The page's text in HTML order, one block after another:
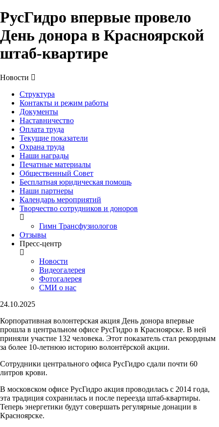
РусГидро впервые провело
День донора в Красноярской
штаб-квартире
Новости
Структура
Контакты и режим работы
Документы
Наставничество
Оплата труда
Текущие показатели
Охрана труда
Наши награды
Печатные материалы
Общественный Совет
Бесплатная юридическая помощь
Наши партнеры
Календарь мероприятий
Творчество сотрудников и доноров
Гимн Трансфузиологов
Отзывы
Пресс-центр
Новости
Видеогалерея
Фотогалерея
СМИ о нас
24.10.2025
Корпоративная волонтерская акция День донора впервые
прошла в центральном офисе РусГидро в Красноярске. В ней
приняли участие 132 человека. Этот показатель стал рекордным
за более 10-летнюю историю волонтёрской акции.
Сотрудники центрального офиса РусГидро сдали почти 60
литров крови.
В московском офисе РусГидро акция проводилась с 2014 года,
эта традиция сохранилась и после переезда штаб-квартиры.
Теперь энергетики будут совершать регулярные донации в
Красноярске.